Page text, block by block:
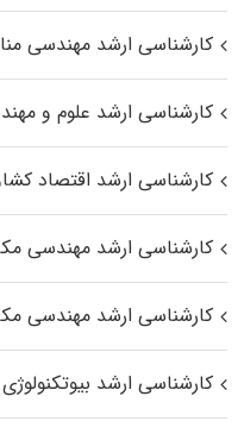
کارشناسی ارشد مهندسی
کارشناسی ارشد علوم و
کارشناسی ارشد اقتصاد
کارشناسی ارشد مهندسی
کارشناسی ارشد مهندسی
کارشناسی ارشد